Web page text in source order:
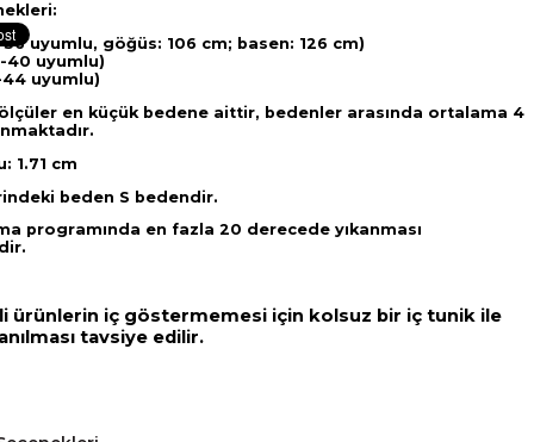
uyumlu, göğüs: 106 cm; basen: 126 cm)
40 uyumlu)
uyumlu)
en küçük bedene aittir, bedenler arasında ortalama 4
1.71 cm
beden S bedendir.
programında en fazla 20 derecede yıkanması
ürünlerin iç göstermemesi için kolsuz bir iç tunik ile
tavsiye edilir.